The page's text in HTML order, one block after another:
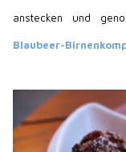
anstecken und
Blaubeer-